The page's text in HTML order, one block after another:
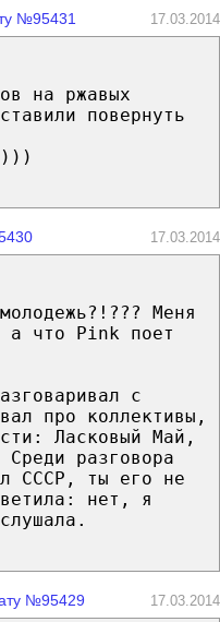
№95431 17.03.2014
на ржавых
повернуть
17.03.2014
Меня
а что Pink поет
с
про коллективы,
Ласковый Май,
разговора
СССР, ты его не
нет, я
№95429 17.03.2014